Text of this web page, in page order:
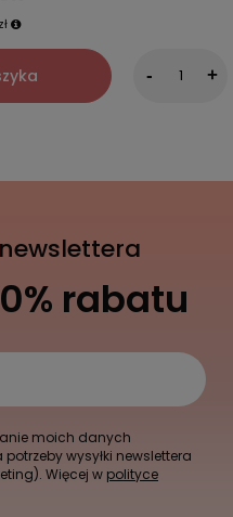
- +
rabatu
moich danych
wysyłki newslettera
Więcej w polityce